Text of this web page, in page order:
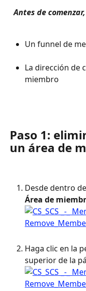
Antes de
Un funnel de
La dirección de
miembro
Paso 1:
un área de
Desde dentro
Área de
Haga clic en la
superior de la